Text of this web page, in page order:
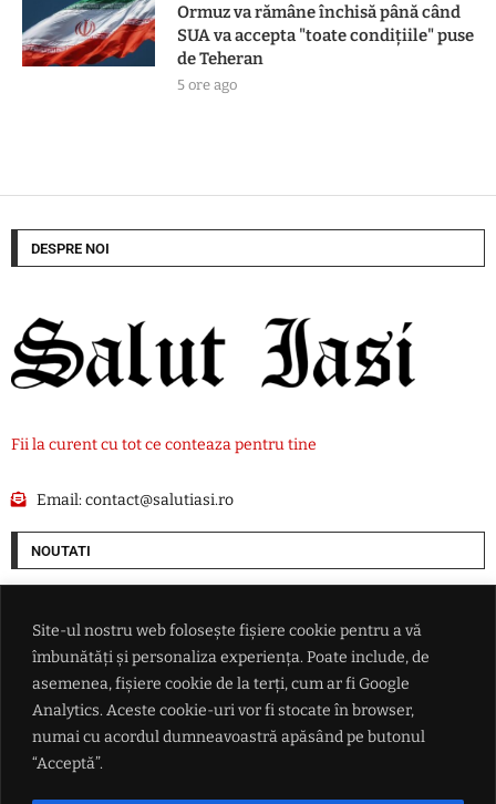
Site-ul nostru web folosește fișiere cookie pentru a vă
îmbunătăți și personaliza experiența. Poate include, de
asemenea, fișiere cookie de la terți, cum ar fi Google
Analytics. Aceste cookie-uri vor fi stocate în browser,
numai cu acordul dumneavoastră apăsând pe butonul
“Acceptă”.
Ormuz va rămâne închisă până când
SUA va accepta "toate condiţiile" puse
de Teheran
5 ore ago
DESPRE NOI
Fii la curent cu tot ce conteaza pentru tine
Email:contact@salutiasi.ro
NOUTATI
milimetri pare să fi descoperit secretul nemuririi
Marco Brenner a câștigat cea de-a 83-a ediţie a Turului Poloniei
Favorit pentru Palatul Victoria, Alexandru Nazare evită răspunsul
direct: 'Discuțiile se poartă între partide'